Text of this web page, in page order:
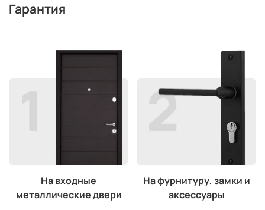
Гарантия
На входные
металлические двери
На фурнитуру, замки и
аксессуары